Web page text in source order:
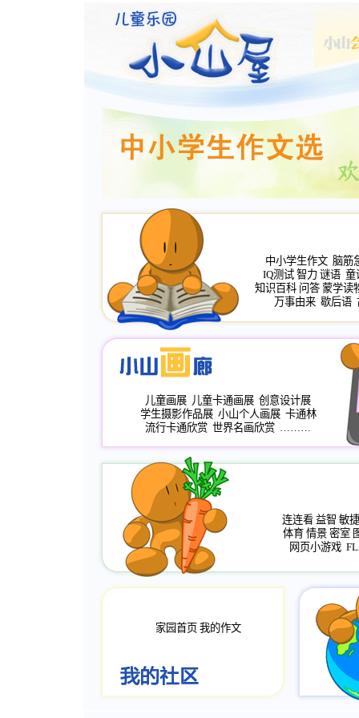
中小学生作文 脑筋
IQ测试 智力 谜语 童
知识百科 问答 蒙学读
万事由来 歇后语
儿童画展 儿童卡通画展 创意设计展
学生摄影作品展 小山个人画展 卡通林
流行卡通欣赏 世界名画欣赏 ………
连连看 益智 敏捷
体育 情景 密室
网页小游戏
家园首页 我的作文